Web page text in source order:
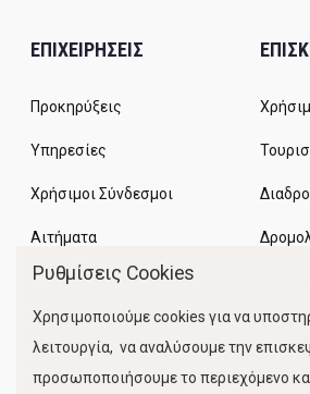
ΕΠΙΧΕΙΡΗΣΕΙΣ
Προκηρύξεις
Υπηρεσίες
Χρήσιμοι Σύνδεσμοι
Αιτήματα
Ρυθμίσεις Cookies
Χρησιμοποιούμε cookies για να
λειτουργία, να αναλύσουμε την
προσωποποιήσουμε το περιεχόμενο